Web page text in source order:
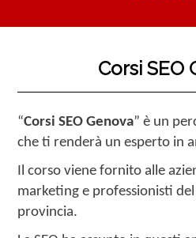
Corsi SEO
“Corsi SEO Genova” è un
che ti renderà un esperto in
Il corso viene fornito alle
marketing e professionisti
provincia.